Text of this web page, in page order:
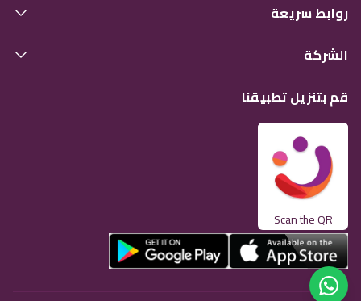
روابط سريعة
الشركة
قم بتنزيل تطبيقنا
Scan the QR